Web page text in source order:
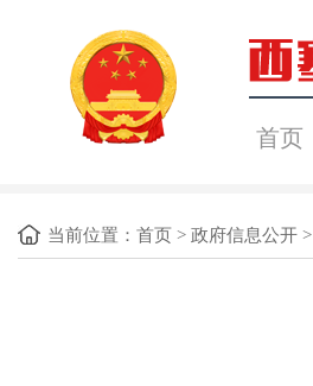
首页
当前位置： 首页 > 政府信息公开 >